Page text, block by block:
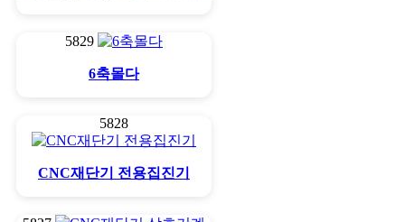
5829
6축몰다
5828
CNC재단기 전용집진기